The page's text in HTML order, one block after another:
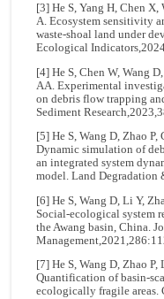
[3] He S, Yang H, Chen
A. Ecosystem sensitivity
waste-shoal land under
Ecological
[4] He S, Chen W, Wang
AA. Experimental
on debris flow trapping
Sediment
[5] He S, Wang D, Zhao
Dynamic simulation of
an integrated system
model. Land Degradation
[6] He S, Wang D, Li Y,
Social-ecological system
the Awang basin, China.
[7] He S, Wang D, Zhao
Quantification of basin-
ecologically fragile areas.